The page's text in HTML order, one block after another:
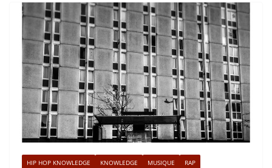
HIP HOP KNOWLEDGE KNOWLEDGE MUSIQUE RAP